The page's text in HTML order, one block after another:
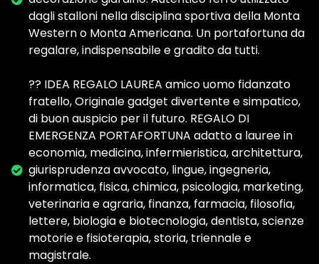
dagli stalloni nella disciplina sportiva della Monta
Western o Monta Americana. Un portafortuna da
regalare, indispensabile e gradito da tutti.
?‍? IDEA REGALO LAUREA amico uomo fidanzato
fratello, Originale gadget divertente e simpatico,
di buon auspicio per il futuro. REGALO DI
EMERGENZA PORTAFORTUNA adatto a lauree in
economia, medicina, infermieristica, architettura,
giurisprudenza avvocato, lingue, ingegneria,
informatica, fisica, chimica, psicologia, marketing,
veterinaria e agraria, finanza, farmacia, filosofia,
lettere, biologia e biotecnologia, dentista, scienze
motorie e fisioterapia, storia, triennale e
magistrale.